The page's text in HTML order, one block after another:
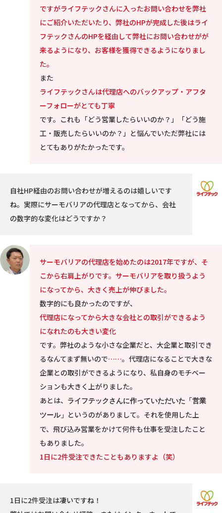
ですがライフテックさんに入ったお問い合わせを弊社
にご紹介いただいたり、弊社のHPが完成した後はライ
フテックさんのHPを経由して弊社にお問い合わせがが
来るようになり、お客様を獲得できるようになりまし
た。
また
ライフテックさんは代理店へのバックアップ・アフタ
ーフォローがとても丁寧
です。これも「どう営業したらいいのか？」「どう施
工・販売したらいいのか？」と悩んでいただ弊社には
とてもありがたかったです。
自社HP経由のお問い合わせが増えるのは嬉しいです
ね。実際にサーモバリアの代理店となってから、会社
の数字的な変化はどうですか？
サーモバリアの代理店を始めたのは2017年ですが、そ
こから右肩上がりです。サーモバリアを取り扱うよう
になってから、大きく売上が伸びました。
数字的にも良かったのですが、
代理店になってから大きな会社との取引ができるよう
になれたのも大きい変化
です。弊社のような小さな企業だと、大企業と取引でき
るなんてまず無いので……。代理店になることで大きな
企業との取引ができるようになり、私自身のモチベー
ションも大きく上がりました。
あとは、 ライフテックさんに作っていただいた「営業
ツール」 というのがありまして。それを使用した上
で、飛び込み営業をかけて何件も仕事を受注したこと
もありました。
1日に2件受注できたこともありますよ（笑）
1日に2件受注は凄いですね！